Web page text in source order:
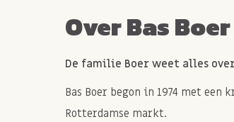
Over Bas
De familie Boer weet alles
Bas Boer begon in 1974 met een
Rotterdamse markt.